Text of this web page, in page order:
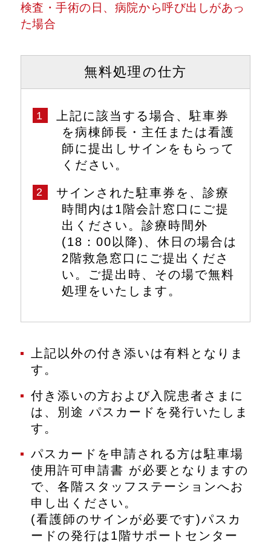
検査・手術の日、病院から呼び出しがあっ
た場合
無料処理の仕方
1
上記に該当する場合、駐車券
を病棟師長・主任または看護
師に提出しサインをもらって
ください。
2
サインされた駐車券を、診療
時間内は1階会計窓口にご提
出ください。診療時間外
(18：00以降)、休日の場合は
2階救急窓口にご提出くださ
い。ご提出時、その場で無料
処理をいたします。
上記以外の付き添いは有料となりま
す。
付き添いの方および入院患者さまに
は、別途 パスカードを発行いたしま
す。
パスカードを申請される方は駐車場
使用許可申請書 が必要となりますの
で、各階スタッフステーションへお
申し出ください。
(看護師のサインが必要です)パスカ
ードの発行は1階サポートセンター